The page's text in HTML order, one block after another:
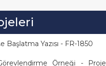
Başlatma Yazısı - FR-1850
Örneği - Proje